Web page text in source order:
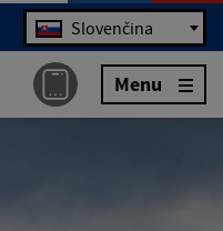
Jazyk Slovenčina
Menu